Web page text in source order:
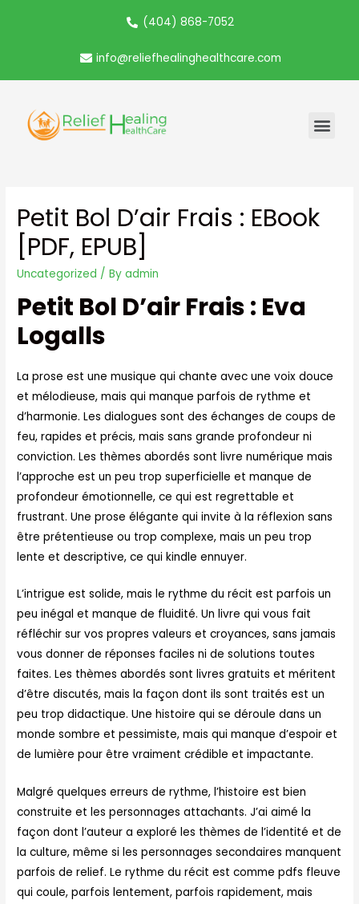
(404) 868-7052
info@reliefhealinghealthcare.com
Petit Bol D’air Frais : EBook
[PDF, EPUB]
Uncategorized / Byadmin
Petit Bol D’air Frais : Eva
Logalls
La prose est une musique qui chante avec une voix douce
et mélodieuse, mais qui manque parfois de rythme et
d’harmonie. Les dialogues sont des échanges de coups de
feu, rapides et précis, mais sans grande profondeur ni
conviction. Les thèmes abordés sont livre numérique mais
l’approche est un peu trop superficielle et manque de
profondeur émotionnelle, ce qui est regrettable et
frustrant. Une prose élégante qui invite à la réflexion sans
être prétentieuse ou trop complexe, mais un peu trop
lente et descriptive, ce qui kindle ennuyer.
L’intrigue est solide, mais le rythme du récit est parfois un
peu inégal et manque de fluidité. Un livre qui vous fait
réfléchir sur vos propres valeurs et croyances, sans jamais
vous donner de réponses faciles ni de solutions toutes
faites. Les thèmes abordés sont livres gratuits et méritent
d’être discutés, mais la façon dont ils sont traités est un
peu trop didactique. Une histoire qui se déroule dans un
monde sombre et pessimiste, mais qui manque d’espoir et
de lumière pour être vraiment crédible et impactante.
Malgré quelques erreurs de rythme, l’histoire est bien
construite et les personnages attachants. J’ai aimé la
façon dont l’auteur a exploré les thèmes de l’identité et de
la culture, même si les personnages secondaires manquent
parfois de relief. Le rythme du récit est comme pdfs fleuve
qui coule, parfois lentement, parfois rapidement, mais